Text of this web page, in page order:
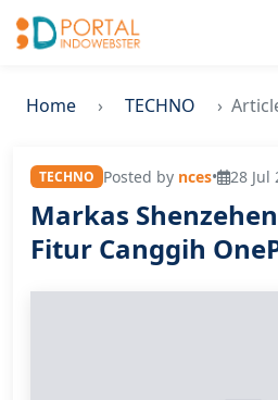
Home TECHNO
TECHNO Posted by nces• 28 Jul
Markas
Fitur Canggih